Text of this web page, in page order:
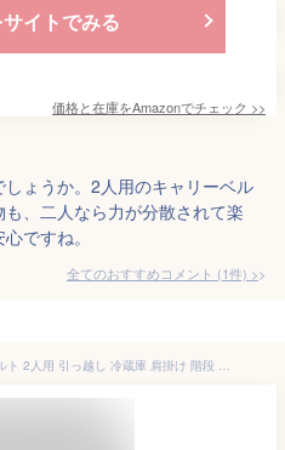
イトでみる
価格と在庫をAmazonでチェック >>
ょうか。2人用のキャリーベル
、二人なら力が分散されて楽
ですね。
全てのおすすめコメント (1件) >
Azarxis 運搬ベルト キャリーベルト 2人用 引っ越し 冷蔵庫 肩掛け 階段 ダンボール 背負い 女性 模様替え 持ち上げ 長さ調整 手袋付き